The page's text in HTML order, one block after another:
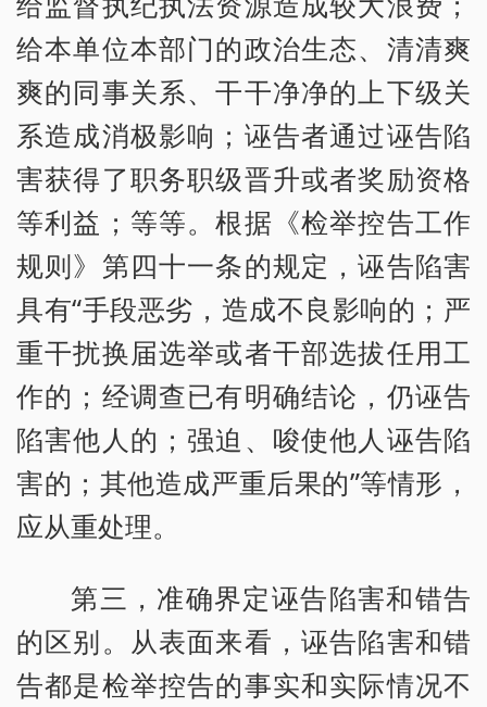
给本单位本部门的政治生态、清清爽
爽的同事关系、干干净净的上下级关
系造成消极影响；诬告者通过诬告陷
害获得了职务职级晋升或者奖励资格
等利益；等等。根据《检举控告工作
规则》第四十一条的规定，诬告陷害
具有“手段恶劣，造成不良影响的；严
重干扰换届选举或者干部选拔任用工
作的；经调查已有明确结论，仍诬告
陷害他人的；强迫、唆使他人诬告陷
害的；其他造成严重后果的”等情形，
应从重处理。
第三，准确界定诬告陷害和错告
的区别。从表面来看，诬告陷害和错
告都是检举控告的事实和实际情况不